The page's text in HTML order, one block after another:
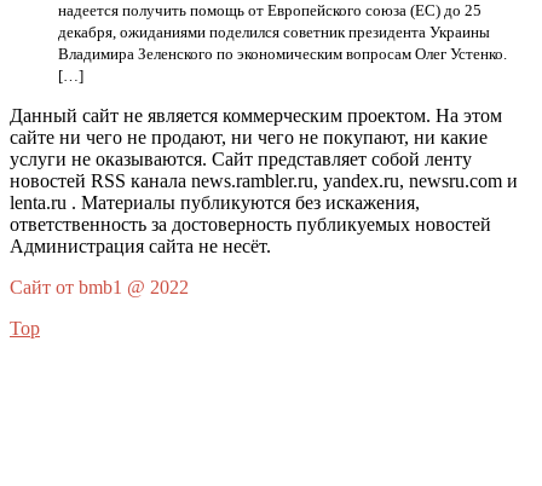
надеется получить помощь от Европейского союза (ЕС) до 25
декабря, ожиданиями поделился советник президента Украины
Владимира Зеленского по экономическим вопросам Олег Устенко.
[…]
Данный сайт не является коммерческим проектом. На этом
сайте ни чего не продают, ни чего не покупают, ни какие
услуги не оказываются. Сайт представляет собой ленту
новостей RSS канала news.rambler.ru, yandex.ru, newsru.com и
lenta.ru . Материалы публикуются без искажения,
ответственность за достоверность публикуемых новостей
Администрация сайта не несёт.
Сайт от bmb1 @ 2022
Top